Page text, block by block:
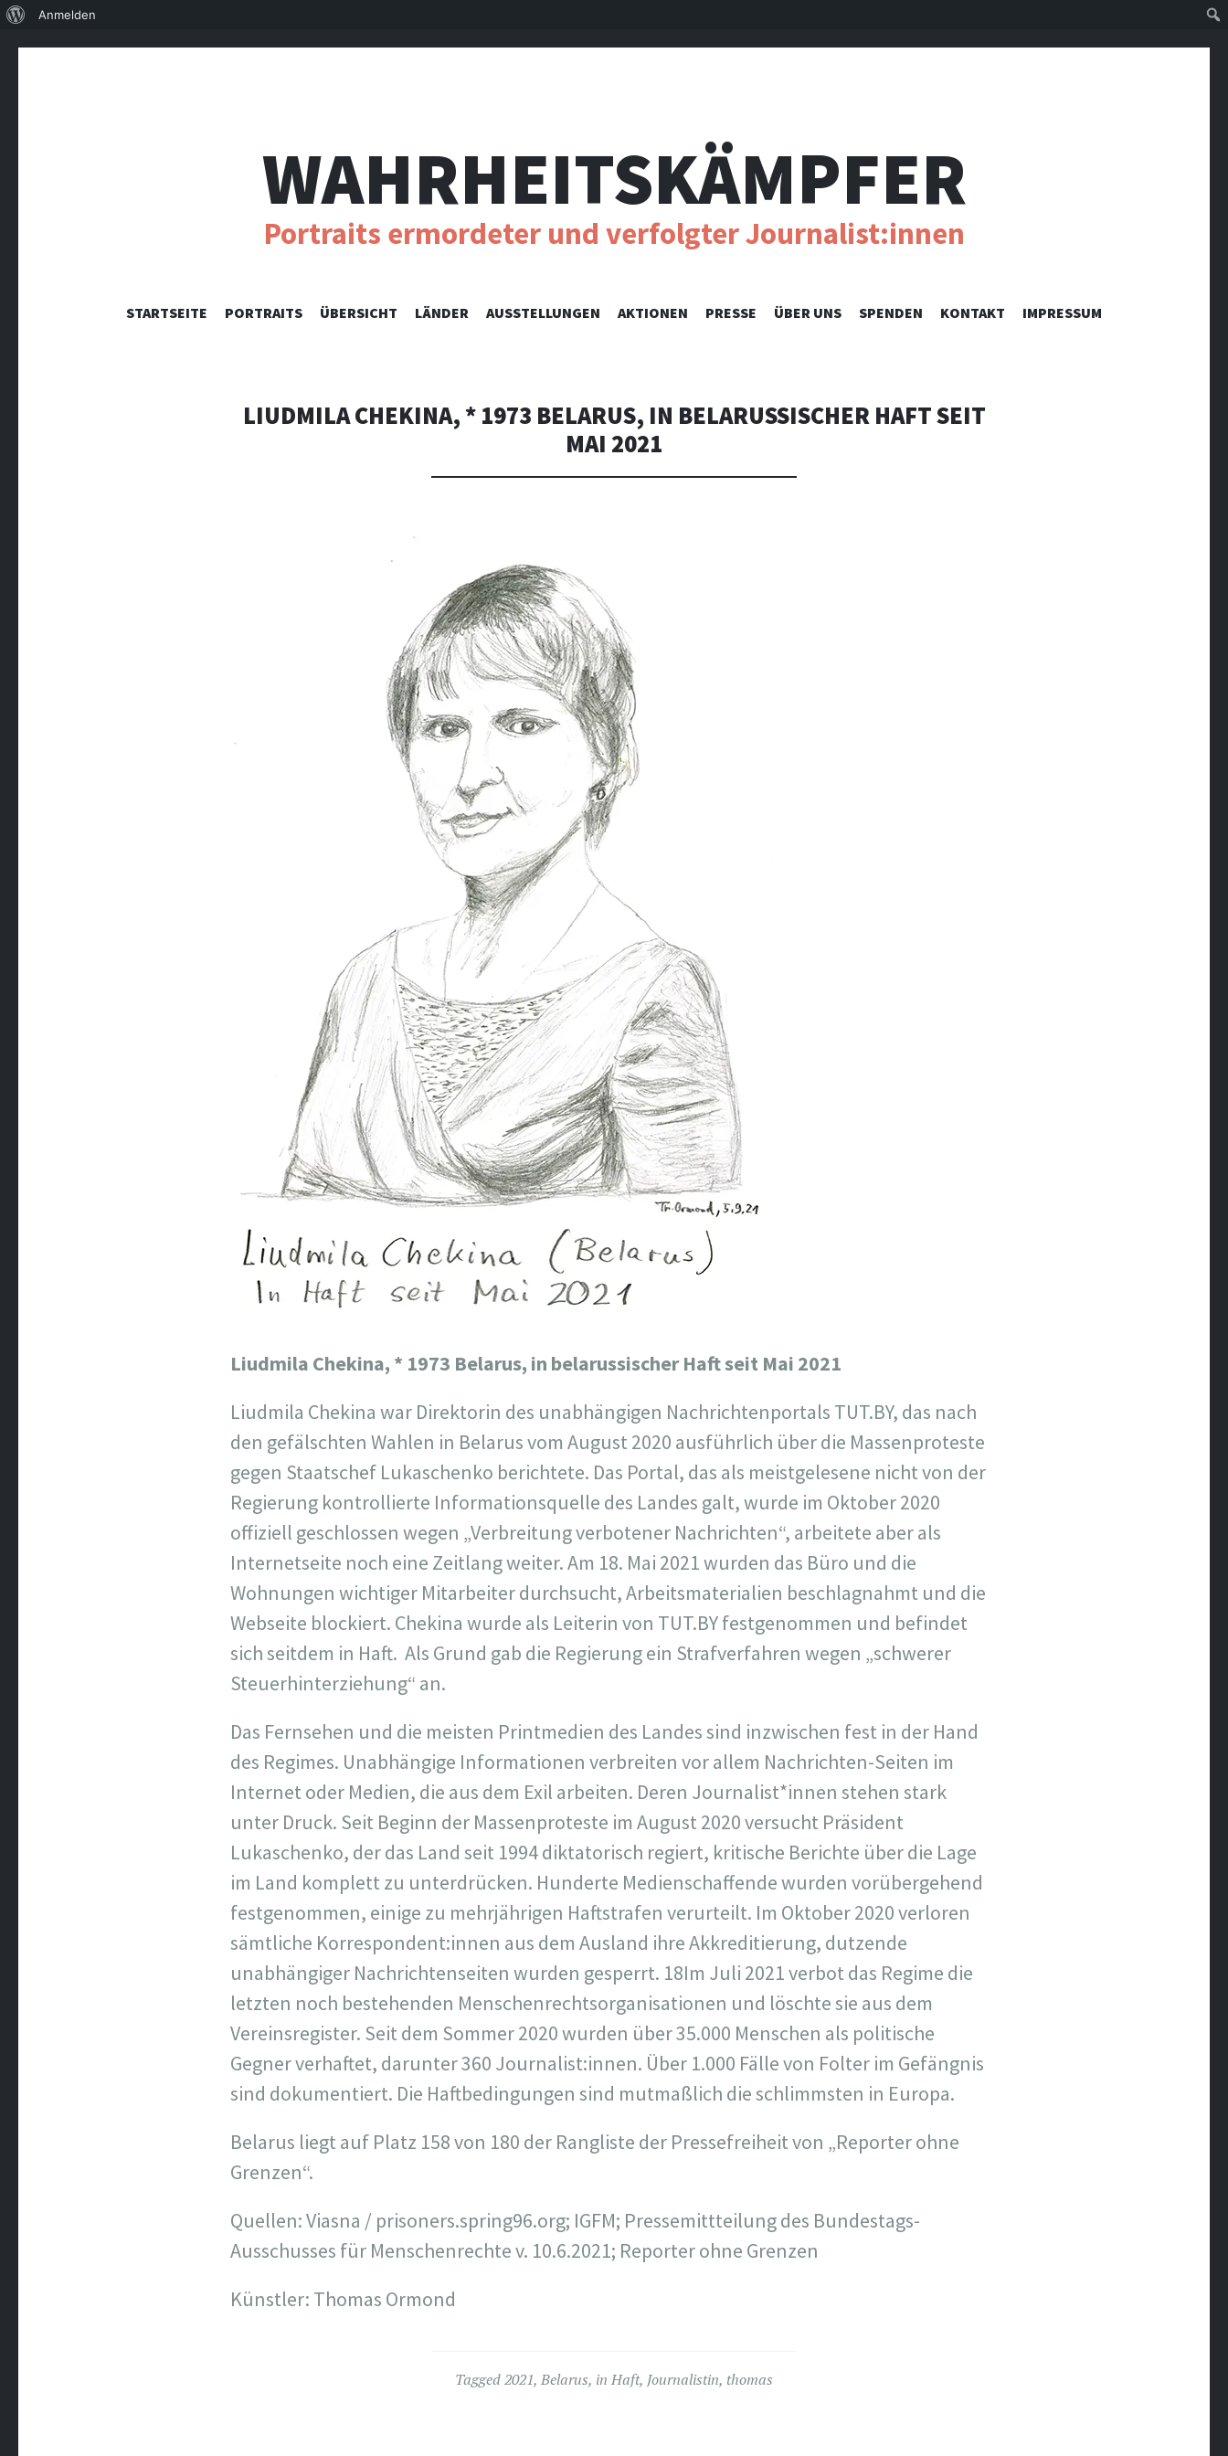
WAHRHEITSKÄMPFER
Portraits ermordeter und verfolgter Journalist:innen
SKIP
STARTSEITE PORTRAITS ÜBERSICHT LÄNDER AUSSTELLUNGEN AKTIONEN PRESSE ÜBER UNS SPENDEN KONTAKT IMPRESSUM
LIUDMILA CHEKINA, * 1973 BELARUS, IN BELARUSSISCHER HAFT SEIT
MAI 2021
Liudmila Chekina, * 1973 Belarus, in belarussischer Haft seit Mai 2021
Liudmila Chekina war Direktorin des unabhängigen Nachrichtenportals TUT.BY, das nach
den gefälschten Wahlen in Belarus vom August 2020 ausführlich über die Massenproteste
gegen Staatschef Lukaschenko berichtete. Das Portal, das als meistgelesene nicht von der
Regierung kontrollierte Informationsquelle des Landes galt, wurde im Oktober 2020
offiziell geschlossen wegen „Verbreitung verbotener Nachrichten“, arbeitete aber als
Internetseite noch eine Zeitlang weiter. Am 18. Mai 2021 wurden das Büro und die
Wohnungen wichtiger Mitarbeiter durchsucht, Arbeitsmaterialien beschlagnahmt und die
Webseite blockiert. Chekina wurde als Leiterin von TUT.BY festgenommen und befindet
sich seitdem in Haft. Als Grund gab die Regierung ein Strafverfahren wegen „schwerer
Steuerhinterziehung“ an.
Das Fernsehen und die meisten Printmedien des Landes sind inzwischen fest in der Hand
des Regimes. Unabhängige Informationen verbreiten vor allem Nachrichten-Seiten im
Internet oder Medien, die aus dem Exil arbeiten. Deren Journalist*innen stehen stark
unter Druck. Seit Beginn der Massenproteste im August 2020 versucht Präsident
Lukaschenko, der das Land seit 1994 diktatorisch regiert, kritische Berichte über die Lage
im Land komplett zu unterdrücken. Hunderte Medienschaffende wurden vorübergehend
festgenommen, einige zu mehrjährigen Haftstrafen verurteilt. Im Oktober 2020 verloren
sämtliche Korrespondent:innen aus dem Ausland ihre Akkreditierung, dutzende
unabhängiger Nachrichtenseiten wurden gesperrt. 18Im Juli 2021 verbot das Regime die
letzten noch bestehenden Menschenrechtsorganisationen und löschte sie aus dem
Vereinsregister. Seit dem Sommer 2020 wurden über 35.000 Menschen als politische
Gegner verhaftet, darunter 360 Journalist:innen. Über 1.000 Fälle von Folter im Gefängnis
sind dokumentiert. Die Haftbedingungen sind mutmaßlich die schlimmsten in Europa.
Belarus liegt auf Platz 158 von 180 der Rangliste der Pressefreiheit von „Reporter ohne
Grenzen“.
Quellen: Viasna / prisoners.spring96.org; IGFM; Pressemittteilung des Bundestags-
Ausschusses für Menschenrechte v. 10.6.2021; Reporter ohne Grenzen
Künstler: Thomas Ormond
Tagged2021, Belarus, in Haft, Journalistin, thomas
Über
Anmelden